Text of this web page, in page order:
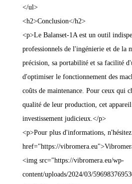
</ul>
<h2>Conclusion</h2>
<p>Le Balanset-1A est un outil
professionnels de l'ingénierie et de la
précision, sa portabilité et sa facilité
d'optimiser le fonctionnement des
coûts de maintenance. Pour ceux qui
qualité de leur production, cet appareil
investissement judicieux.</p>
<p>Pour plus d'informations,
href="https://
<img src="https://vibromera.eu/wp-
content/uploads/2024/03/